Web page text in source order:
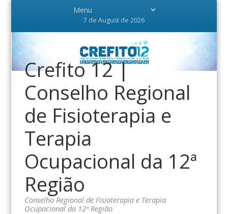
7 de August de 2026
Crefito 12 |
Conselho Regional
de Fisioterapia e
Terapia
Ocupacional da 12ª
Região
Conselho Regional de Fisioterapia e Terapia
Ocupacional da 12ª Região